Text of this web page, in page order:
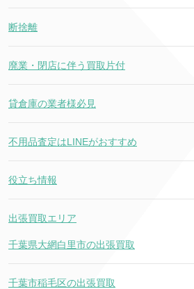
断捨離
廃業・閉店に伴う買取片付
貸倉庫の業者様必見
不用品査定はLINEがおすすめ
役立ち情報
出張買取エリア
千葉県大網白里市の出張買取
千葉市稲毛区の出張買取